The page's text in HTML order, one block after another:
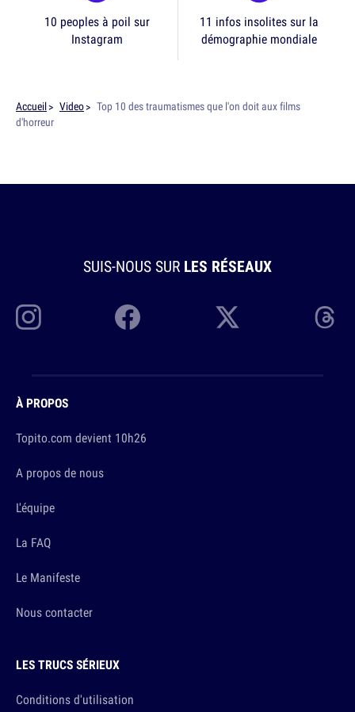
10 peoples à poil sur
Instagram
11 infos insolites sur la
démographie mondiale
Accueil Video
Top 10 des traumatismes que l'on doit aux films
d'horreur
SUIS-NOUS SUR LES RÉSEAUX
À PROPOS
Topito.com devient 10h26
A propos de nous
L'équipe
La FAQ
Le Manifeste
Nous contacter
LES TRUCS SÉRIEUX
Conditions d'utilisation